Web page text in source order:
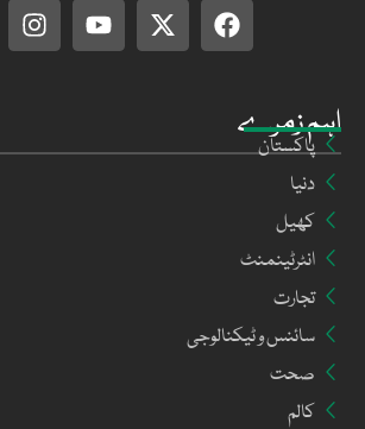
اہم زمرے
پاکستان
دنیا
کھیل
انٹرٹینمنٹ
تجارت
سائنس و ٹیکنالوجی
صحت
کالم